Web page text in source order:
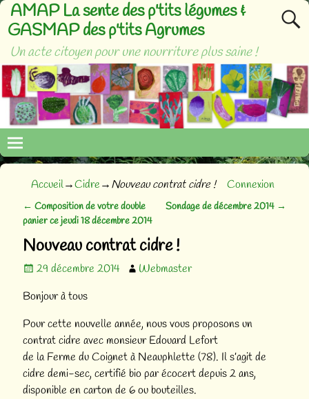
AMAP La sente des p'tits légumes &
GASMAP des p'tits Agrumes
Un acte citoyen pour une nourriture plus saine !
Accueil→Cidre→Nouveau contrat cidre ! Connexion
Navigation des articles
← Composition de votre double
panier ce jeudi 18 décembre 2014
Sondage de décembre 2014 →
Nouveau contrat cidre !
29 décembre 2014
Webmaster
Bonjour à tous
Pour cette nouvelle année, nous vous proposons un
contrat cidre avec monsieur Edouard Lefort
de la Ferme du Coignet à Neauphlette (78). Il s’agit de
cidre demi-sec, certifié bio par écocert depuis 2 ans,
disponible en carton de 6 ou bouteilles.